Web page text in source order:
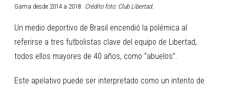
Gama desde 2014 a 2018. Crédito foto: Club Libertad.
Un medio deportivo de Brasil encendió la polémica al
referirse a tres futbolistas clave del equipo de Libertad,
todos ellos mayores de 40 años, como “abuelos”.
Este apelativo puede ser interpretado como un intento de